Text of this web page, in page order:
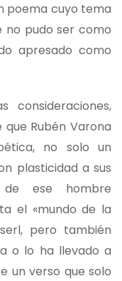
poema cuyo tema
no pudo ser como
apresado como
Rubén Varona
no solo un
plasticidad a sus
ese hombre
el «mundo de la
pero también
o lo ha llevado a
un verso que solo